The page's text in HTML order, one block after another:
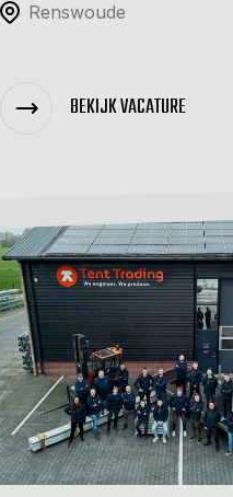
Renswoude
BEKIJK VACATURE